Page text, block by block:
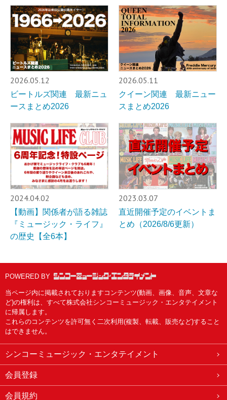
2026.05.12
ビートルズ関連 最新ニュ
ースまとめ2026
2026.05.11
クイーン関連 最新ニュー
スまとめ2026
2024.04.02
【動画】関係者が語る雑誌
『ミュージック・ライフ』
の歴史【全6本】
2023.03.07
直近開催予定のイベントま
とめ（2026/8/6更新）
POWERED BY
当ページ内に掲載されておりますコンテンツ(動画、画像、音声、文章な
ど)の権利は、すべて株式会社シンコーミュージック・エンタテイメント
に帰属します。
これらのコンテンツを許可無く二次利用(複製、転載、販売など)すること
はできません。
シンコーミュージック・エンタテイメント
会員登録
会員規約